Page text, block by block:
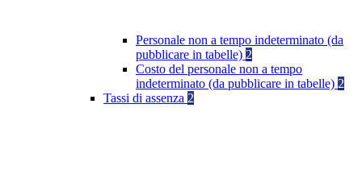
Personale non a tempo indeterminato (da
pubblicare in tabelle) 2
Costo del personale non a tempo
indeterminato (da pubblicare in tabelle) 2
Tassi di assenza 2